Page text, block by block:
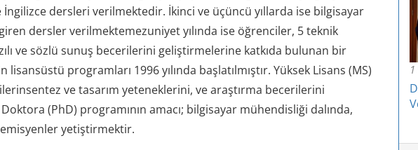
dersleri verilmektedir. İkinci ve üçüncü yıllarda ise bilgisayar
dersler verilmektemezuniyet yılında ise öğrenciler, 5 teknik
ve sözlü sunuş becerilerini geliştirmelerine katkıda bulunan bir
programları 1996 yılında başlatılmıştır. Yüksek Lisans (MS)
ve tasarım yeteneklerini, ve araştırma becerilerini
(PhD) programının amacı; bilgisayar mühendisliği dalında,
yetiştirmektir.